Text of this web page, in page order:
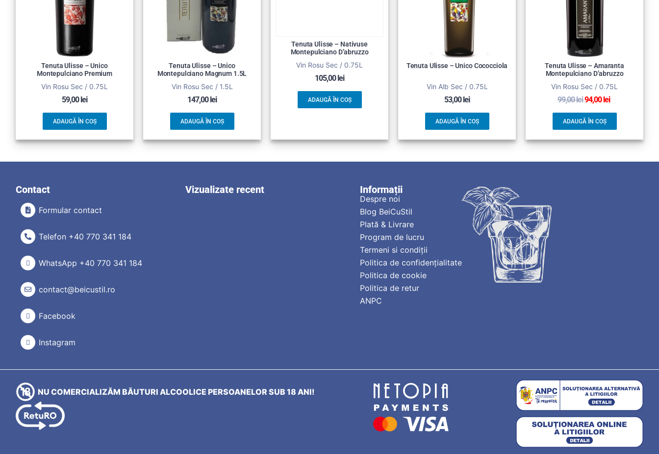
Tenuta Ulisse – Unico
Montepulciano Premium
Vin Rosu Sec / 0.75L
59,00lei
ADAUGĂ ÎN COȘ
Tenuta Ulisse – Unico
Montepulciano Magnum 1.5L
Vin Rosu Sec / 1.5L
147,00lei
ADAUGĂ ÎN COȘ
Tenuta Ulisse – Nativuse
Montepulciano D’abruzzo
Vin Rosu Sec / 0.75L
105,00lei
ADAUGĂ ÎN COȘ
Tenuta Ulisse – Unico Cococciola
Vin Alb Sec / 0.75L
53,00lei
ADAUGĂ ÎN COȘ
Tenuta Ulisse – Amaranta
Montepulciano D’abruzzo
Vin Rosu Sec / 0.75L
99,00lei94,00lei
ADAUGĂ ÎN COȘ
Contact
Formular contact
Telefon +40 770 341 184
WhatsApp +40 770 341 184
contact@beicustil.ro
Facebook
Instagram
Vizualizate recent Informații
Despre noi
Blog BeiCuStil
Plată & Livrare
Program de lucru
Termeni si condiții
Politica de confidențialitate
Politica de cookie
Politica de retur
ANPC
NU COMERCIALIZĂM BĂUTURI ALCOOLICE PERSOANELOR SUB 18 ANI!